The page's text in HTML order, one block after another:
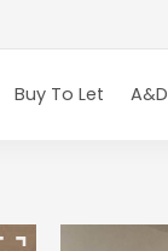
Buy To Let A&D